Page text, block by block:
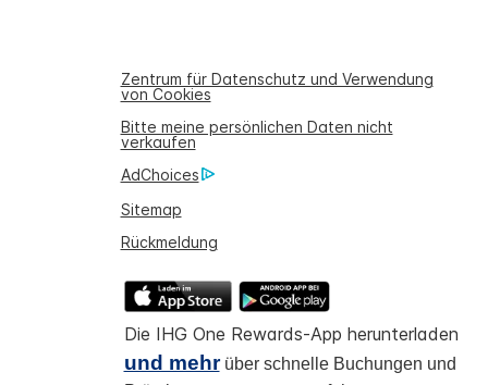
Zentrum für Datenschutz und Verwendung
von Cookies
Bitte meine persönlichen Daten nicht
verkaufen
AdChoices
Sitemap
Rückmeldung
Die IHG One Rewards-App herunterladen
und mehrüber schnelle Buchungen und